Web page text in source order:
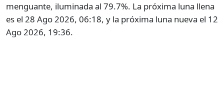
menguante, iluminada al 79.7%. La próxima luna llena
es el 28 Ago 2026, 06:18, y la próxima luna nueva el 12
Ago 2026, 19:36.